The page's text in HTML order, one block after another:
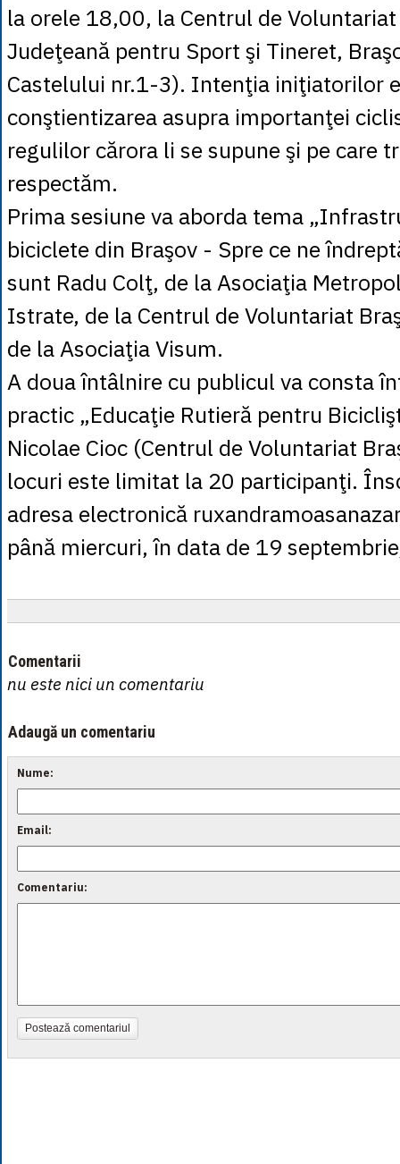
la orele 18,00, la Centrul de
Judeţeană pentru Sport şi Tineret,
Castelului nr.1-3). Intenţia iniţiatorilor
conştientizarea asupra importanţei
regulilor cărora li se supune şi pe care
respectăm.
Prima sesiune va aborda tema
biciclete din Braşov - Spre ce ne
sunt Radu Colţ, de la Asociaţia
Istrate, de la Centrul de Voluntariat
de la Asociaţia Visum.
A doua întâlnire cu publicul va consta
practic „Educaţie Rutieră pentru
Nicolae Cioc (Centrul de Voluntariat
locuri este limitat la 20 participanţi.
adresa electronică
până miercuri, în data de 19
Comentarii
nu este nici un comentariu
Adaugă un comentariu
Nume:
Email:
Comentariu:
Postează comentariul